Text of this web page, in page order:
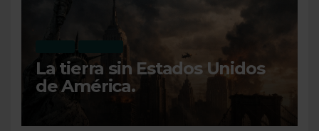
La tierra sin Estados Unidos
de América.